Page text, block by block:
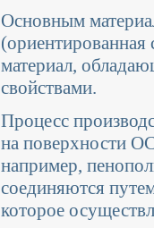
Основным
материал,
свойствами.
Процесс
на поверхности
например,
соединяются
которое